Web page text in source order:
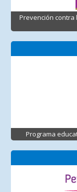
Prevención contra
Programa